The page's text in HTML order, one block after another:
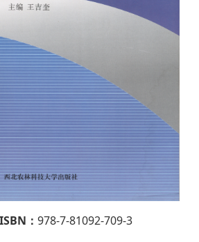
ISBN： 978-7-81092-709-3